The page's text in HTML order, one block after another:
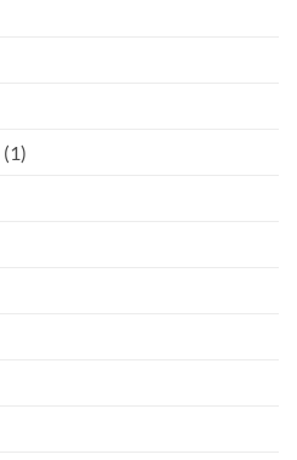
(1)